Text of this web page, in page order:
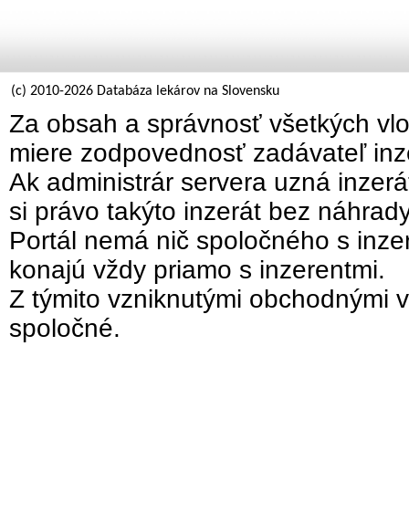
(c) 2010-2026 Databáza lekárov na Slovensku
Za obsah a správnosť všetkých
miere zodpovednosť zadávateľ
Ak administrár servera uzná
si právo takýto inzerát bez
Portál nemá nič spoločného s
konajú vždy priamo s inzerentmi.
Z týmito vzniknutými obchodnými
spoločné.